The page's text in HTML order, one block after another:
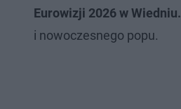
Eurowizji 2026 w Wiedniu.
i nowoczesnego popu.